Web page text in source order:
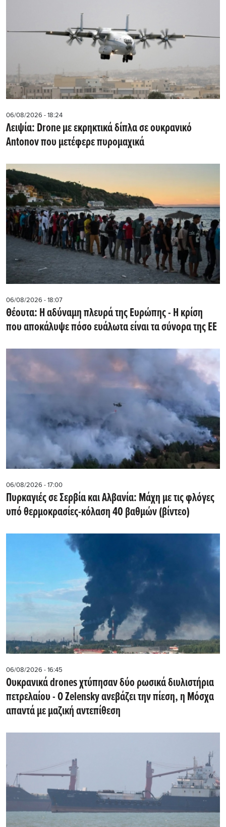
06/08/2026 - 18:24
Λειψία: Drone με εκρηκτικά δίπλα σε ουκρανικό
Antonov που μετέφερε πυρομαχικά
06/08/2026 - 18:07
Θέουτα: Η αδύναμη πλευρά της Ευρώπης - Η κρίση
που αποκάλυψε πόσο ευάλωτα είναι τα σύνορα της ΕΕ
06/08/2026 - 17:00
Πυρκαγιές σε Σερβία και Αλβανία: Μάχη με τις φλόγες
υπό θερμοκρασίες-κόλαση 40 βαθμών (βίντεο)
06/08/2026 - 16:45
Ουκρανικά drones χτύπησαν δύο ρωσικά διυλιστήρια
πετρελαίου - Ο Zelensky ανεβάζει την πίεση, η Μόσχα
απαντά με μαζική αντεπίθεση